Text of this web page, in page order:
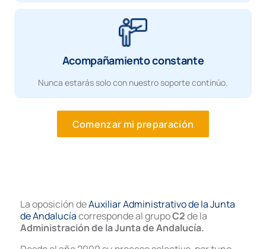
Acompañamiento constante
Nunca estarás solo con nuestro soporte continúo.
Comenzar mi preparación
La oposición deAuxiliar Administrativo de la Junta
de Andalucíacorresponde al grupoC2de la
Administración de la Junta de Andalucía.